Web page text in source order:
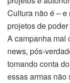
Cultura não é –
projetos de
A campanha mal
news, pós-
tomando conta
essas armas não